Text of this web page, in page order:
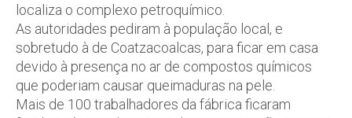
localiza o complexo petroquímico.
As autoridades pediram à população local, e
sobretudo à de Coatzacoalcas, para ficar em casa
devido à presença no ar de compostos químicos
que poderiam causar queimaduras na pele.
Mais de 100 trabalhadores da fábrica ficaram